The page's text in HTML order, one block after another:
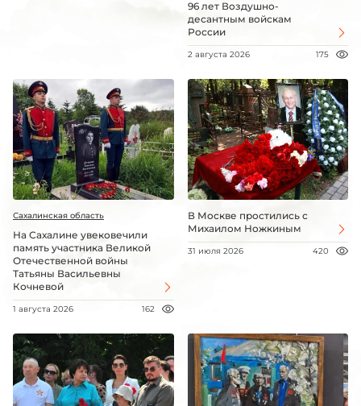
96 лет Воздушно-
десантным войскам
России
2 августа 2026 175
Сахалинская область
На Сахалине увековечили
память участника Великой
Отечественной войны
Татьяны Васильевны
Кочневой
1 августа 2026 162
В Москве простились с
Михаилом Ножкиным
31 июля 2026 420